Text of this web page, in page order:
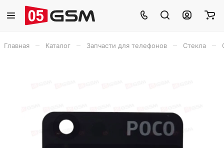
Главная Каталог Запчасти для телефонов Стекла